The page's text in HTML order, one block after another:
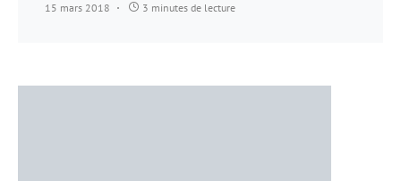
15 mars 2018 3 minutes de lecture